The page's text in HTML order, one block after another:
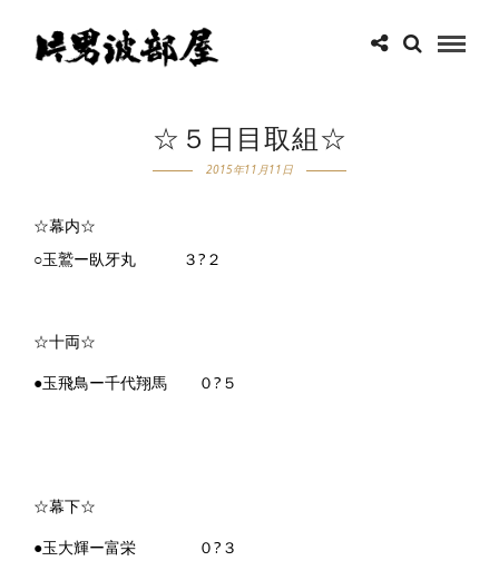
☆５日目取組☆
2015年11月11日
☆幕内☆
○玉鷲ー臥牙丸 ３?２
☆十両☆
●玉飛鳥ー千代翔馬 ０?５
☆幕下☆
●玉大輝ー富栄 ０?３